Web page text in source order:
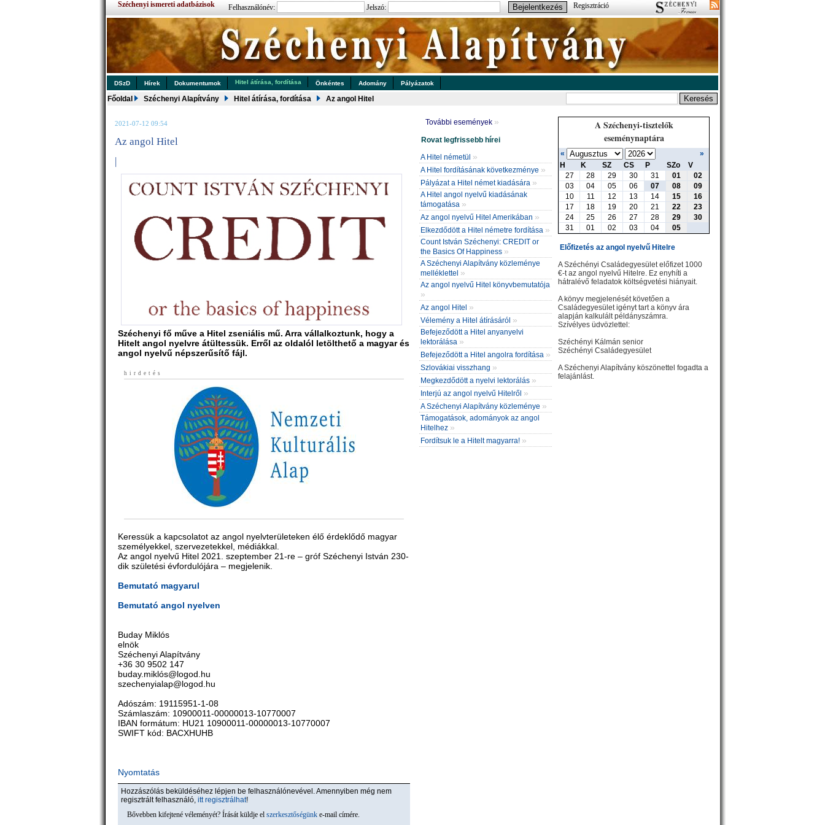
Széchenyi ismereti adatbázisok Felhasználónév: Jelszó: Regisztráció
DSzD Hírek Dokumentumok Hitel átírása, fordítása Önkéntes Adomány Pályázatok
Főoldal Széchenyi Alapítvány Hitel átírása, fordítása Az angol Hitel
2021-07-12 09:54
Az angol Hitel
|
Széchenyi fő műve a Hitel zseniális mű. Arra vállalkoztunk, hogy a
Hitelt angol nyelvre átültessük. Erről az oldalól letölthető a magyar és
angol nyelvű népszerűsítő fájl.
hirdetés
Keressük a kapcsolatot az angol nyelvterületeken élő érdeklődő magyar
személyekkel, szervezetekkel, médiákkal.
Az angol nyelvű Hitel 2021. szeptember 21-re – gróf Széchenyi István 230-
dik születési évfordulójára – megjelenik.
Bemutató magyarul
Bemutató angol nyelven
Buday Miklós
elnök
Széchenyi Alapítvány
+36 30 9502 147
buday.miklós@logod.hu
szechenyialap@logod.hu
Adószám: 19115951-1-08
Számlaszám: 10900011-00000013-10770007
IBAN formátum: HU21 10900011-00000013-10770007
SWIFT kód: BACXHUHB
Nyomtatás
Hozzászólás beküldéséhez lépjen be felhasználónevével. Amennyiben még nem
regisztrált felhasználó, itt regisztrálhat!
Bővebben kifejtené véleményét? Írását küldje el szerkesztőségünk e-mail címére.
További események »
Rovat legfrissebb hírei
A Hitel németül »
A Hitel fordításának következménye »
Pályázat a Hitel német kiadására »
A Hitel angol nyelvű kiadásának
támogatása »
Az angol nyelvű Hitel Amerikában »
Elkezdődött a Hitel németre fordítása »
Count István Széchenyi: CREDIT or
the Basics Of Happiness »
A Széchenyi Alapítvány közleménye
melléklettel »
Az angol nyelvű Hitel könyvbemutatója
»
Az angol Hitel »
Vélemény a Hitel átírásáról »
Befejeződött a Hitel anyanyelvi
lektorálása »
Befejeződött a Hitel angolra fordítása »
Szlovákiai visszhang »
Megkezdődött a nyelvi lektorálás »
Interjú az angol nyelvű Hitelről »
A Széchenyi Alapítvány közleménye »
Támogatások, adományok az angol
Hitelhez »
Fordítsuk le a Hitelt magyarra! »
A Széchenyi-tisztelők
eseménynaptára
«
»
H
K SZ CS P SZo
V
27
28 29 30 31 01
02
03
04 05 06 07 08
09
10
11 12 13 14 15
16
17
18 19 20 21 22
23
24
25 26 27 28 29
30
31
01 02 03 04 05
Előfizetés az angol nyelvű Hitelre
A Széchényi Családegyesület előfizet 1000
€-t az angol nyelvű Hitelre. Ez enyhíti a
hátralévő feladatok költségvetési hiányait.
A könyv megjelenését követően a
Családegyesület igényt tart a könyv ára
alapján kalkulált példányszámra.
Szívélyes üdvözlettel:
Széchényi Kálmán senior
Széchényi Családegyesület
A Széchenyi Alapítvány köszönettel fogadta a
felajánlást.